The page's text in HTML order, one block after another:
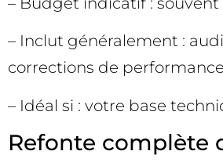
– Inclut généralement :
corrections de
– Idéal si : votre base
Refonte complète